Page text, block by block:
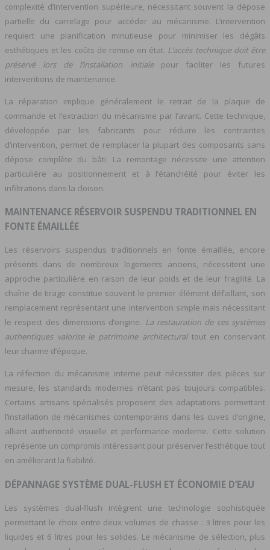
complexité d’intervention supérieure, nécessitant souvent la dépose
partielle du carrelage pour accéder au mécanisme. L’intervention
requiert une planification minutieuse pour minimiser les dégâts
esthétiques et les coûts de remise en état. L’accès technique doit être
préservé lors de l’installation initiale pour faciliter les futures
interventions de maintenance.
La réparation implique généralement le retrait de la plaque de
commande et l’extraction du mécanisme par l’avant. Cette technique,
développée par les fabricants pour réduire les contraintes
d’intervention, permet de remplacer la plupart des composants sans
dépose complète du bâti. La remontage nécessite une attention
particulière au positionnement et à l’étanchéité pour éviter les
infiltrations dans la cloison.
MAINTENANCE RÉSERVOIR SUSPENDU TRADITIONNEL EN
FONTE ÉMAILLÉE
Les réservoirs suspendus traditionnels en fonte émaillée, encore
présents dans de nombreux logements anciens, nécessitent une
approche particulière en raison de leur poids et de leur fragilité. La
chaîne de tirage constitue souvent le premier élément défaillant, son
remplacement représentant une intervention simple mais nécessitant
le respect des dimensions d’origine. La restauration de ces systèmes
authentiques valorise le patrimoine architectural tout en conservant
leur charme d’époque.
La réfection du mécanisme interne peut nécessiter des pièces sur
mesure, les standards modernes n’étant pas toujours compatibles.
Certains artisans spécialisés proposent des adaptations permettant
l’installation de mécanismes contemporains dans les cuves d’origine,
alliant authenticité visuelle et performance moderne. Cette solution
représente un compromis intéressant pour préserver l’esthétique tout
en améliorant la fiabilité.
DÉPANNAGE SYSTÈME DUAL-FLUSH ET ÉCONOMIE D’EAU
Les systèmes dual-flush intègrent une technologie sophistiquée
permettant le choix entre deux volumes de chasse : 3 litres pour les
liquides et 6 litres pour les solides. Le mécanisme de sélection, plus